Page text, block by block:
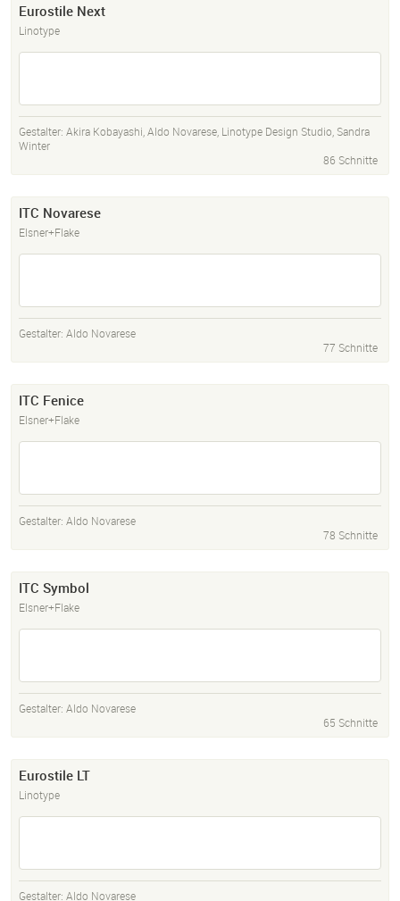
Eurostile Next
Linotype
Gestalter: Akira Kobayashi,Aldo Novarese, Linotype Design Studio, Sandra
Winter
86 Schnitte
ITC Novarese
Elsner+Flake
Gestalter: Aldo Novarese
77 Schnitte
ITC Fenice
Elsner+Flake
Gestalter: Aldo Novarese
78 Schnitte
ITC Symbol
Elsner+Flake
Gestalter: Aldo Novarese
65 Schnitte
Eurostile LT
Linotype
Gestalter: Aldo Novarese